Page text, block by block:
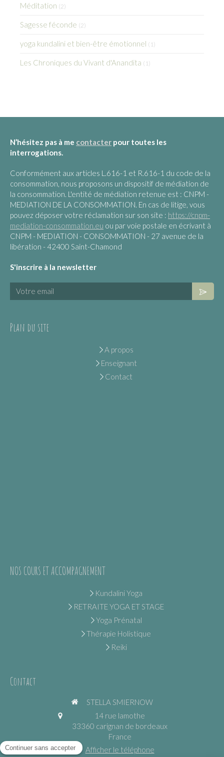
Méditation (2)
Sagesse féconde (2)
yoga kundalini et bien-être émotionnel (1)
Les Chroniques du Vivant d'Anandita (1)
N’hésitez pas à me contacter pour toutes les
interrogations.
Conformément aux articles L.616-1 et R.616-1 du code de la
consommation, nous proposons un dispositif de médiation de
la consommation. L'entité de médiation retenue est : CNPM -
MEDIATION DE LA CONSOMMATION. En cas de litige, vous
pouvez déposer votre réclamation sur son site : https://cnpm-
mediation-consommation.eu ou par voie postale en écrivant à
CNPM - MEDIATION - CONSOMMATION - 27 avenue de la
libération - 42400 Saint-Chamond
S'inscrire à la newsletter
Votre email
Plan du site
A propos
Enseignant
Contact
NOS COURS ET ACCOMPAGNEMENT
Kundalini Yoga
RETRAITE YOGA ET STAGE
Yoga Prénatal
Thérapie Holistique
Reiki
Contact
STELLA SMIERNOW
14 rue lamothe
33360 carignan de bordeaux
France
Afficher le téléphone